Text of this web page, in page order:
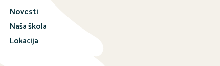
Novosti
Naša škola
Lokacija